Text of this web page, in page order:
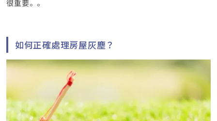
很重要。。
如何正確處理房屋灰塵？